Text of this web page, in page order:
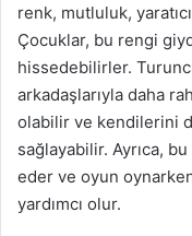
renk, mutluluk,
Çocuklar, bu rengi
hissedebilirler.
arkadaşlarıyla daha
olabilir ve kendilerini
sağlayabilir. Ayrıca, bu
eder ve oyun
yardımcı olur.